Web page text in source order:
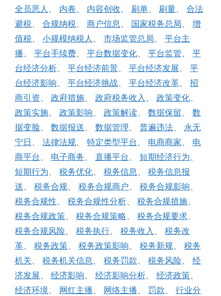
全员恶人 、 内卷、 内容创收、 刷单、 刷量、 合法
避税、 合规纳税、 商户信息、 国家税务总局、 增
值税、 小规模纳税人 、 市场监管总局、 平台主
播、 平台手续费、 平台数据变化、 平台监管、 平
台经济分析、 平台经济前景、 平台经济发展、 平
台经济影响、 平台经济挑战、 平台经济改革、 招
商引资、 政府措施、 政府税务收入 、 政策变化、
政策实施、 政策影响、 政策解读、 数据保留 、 数
据变脸、 数据报送、 数据管理、 普遍违法、 永无
宁日 、 法律法规、 特定类型平台 、 电商商家、 电
商平台 、 电子商务、 直播平台 、 短期经济行为、
短期行为、 税务优化、 税务信息、 税务信息报
送、 税务合规、 税务合规商户、 税务合规影响、
税务合规性、 税务合规性分析、 税务合规措施、
税务合规政策、 税务合规策略、 税务合规要求、
税务合规风险、 税务执行、 税务收入 、 税务改
革、 税务政策、 税务政策影响、 税务新规、 税务
机关、 税务机关信息、 税务罚款、 税务风险、 经
济发展、 经济影响、 经济影响分析、 经济政策、
经济环境、 网红主播、 网络主播、 罚款、 行业分